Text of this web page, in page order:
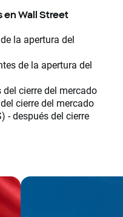
en Wall Street
la apertura del
de la apertura del
del cierre del mercado
cierre del mercado
- después del cierre